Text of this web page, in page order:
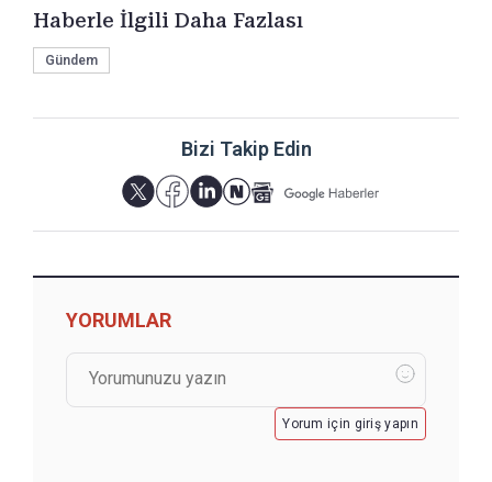
Haberle İlgili Daha Fazlası
Gündem
Bizi Takip Edin
YORUMLAR
Yorum için giriş yapın